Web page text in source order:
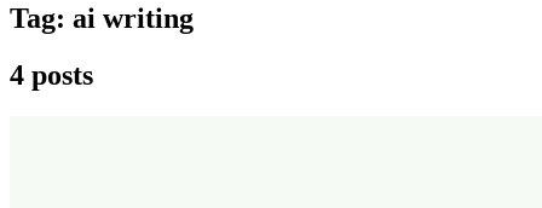
Tag: ai writing
4 posts